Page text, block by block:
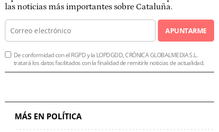
las noticias más importantes sobre Cataluña.
APUNTARME
De conformidad con el RGPD y la LOPDGDD, CRÓNICA GLOBALMEDIA S.L.
tratará los datos facilitados con la finalidad de remitirle noticias de actualidad.
MÁS EN POLÍTICA